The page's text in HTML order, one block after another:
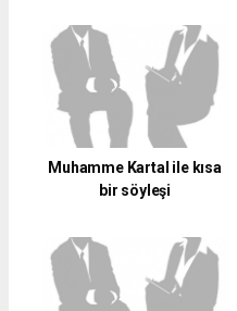
Muhamme Kartal ile kısa
bir söyleşi